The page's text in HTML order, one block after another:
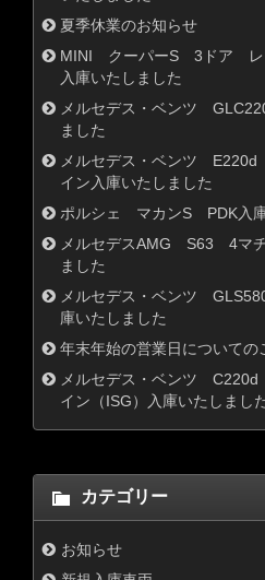
夏季休業のお知らせ
MINI クーパーS 3ドア レ
入庫いたしました
メルセデス・ベンツ
ました
メルセデス・ベンツ
イン入庫いたしました
ポルシェ マカンS PDK入
メルセデスAMG S63 4マ
ました
メルセデス・ベンツ
庫いたしました
年末年始の営業日についての
メルセデス・ベンツ
イン（ISG）入庫いたしまし
カテゴリー
お知らせ